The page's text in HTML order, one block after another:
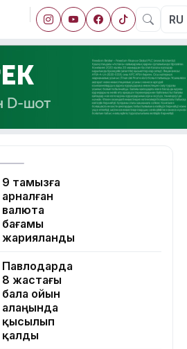
RU
9 тамызға
арналған
валюта
бағамы
жарияланды
Павлодарда
8 жастағы
бала ойын
алаңында
қысылып
қалды